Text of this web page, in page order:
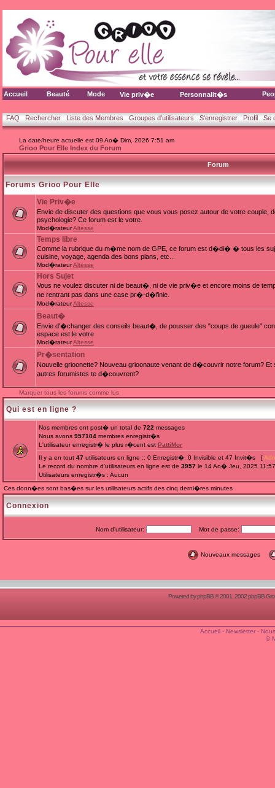
Accueil Beauté Mode Vie priv�e Personnalit�s
FAQ Rechercher Liste des Membres Groupes d'utilisateurs S'enregistrer Profil Se
La date/heure actuelle est 09 Ao� Dim, 2026 7:51 am
Grioo Pour Elle Index du Forum
Forum
Forums Grioo Pour Elle
Vie Priv�e
Envie de discuter des questions que vous vous posez autour de votre
psychologie? Ce forum est le votre.
Mod�rateurAltesse
Temps libre
Comme la rubrique du m�me nom de GPE, ce forum est d�di� � tous les
cuisine, voyage, agenda des bons plans, etc...
Mod�rateurAltesse
Hors Sujet
Vous ne voulez discuter ni de beaut�, ni de vie priv�e et encore moins de
ne rentrant pas dans une case pr�-d�finie.
Mod�rateurAltesse
Beaut�
Envie d'�changer des conseils beaut�, de pousser des "coups de gueule"
espace est le votre
Mod�rateurAltesse
Pr�sentation
Nouvelle grioonette? Nouveau grioonaute venant de d�couvrir notre forum?
autres forumistes te d�couvrent?
Marquer tous les forums comme lus
Qui est en ligne ?
Nos membres ont post� un total de 722 messages
Nous avons 957104 membres enregistr�s
L'utilisateur enregistr� le plus r�cent est PattiMor
Il y a en tout 47 utilisateurs en ligne :: 0 Enregistr�, 0 Invisible et 47 Invit�s [
Le record du nombre d'utilisateurs en ligne est de 3957 le 14 Ao� Jeu, 2025
Utilisateurs enregistr�s : Aucun
Ces donn�es sont bas�es sur les utilisateurs actifs des cinq derni�res minutes
Connexion
Nom d'utilisateur: Mot de passe:
Nouveaux messages
Powered byphpBB© 2001, 2002 phpBB
Accueil- Newsletter-
©